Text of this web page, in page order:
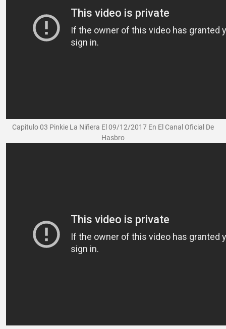
Capitulo 03 Pinkie La Niñera El 09/12/2017 En El Canal Oficial De
Hasbro